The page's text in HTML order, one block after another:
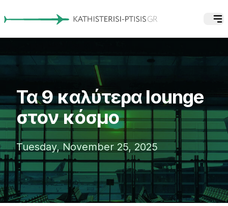
Τα 9 καλύτερα lounge
στον κόσμο
Tuesday, November 25, 2025